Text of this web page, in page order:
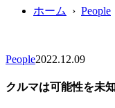
ホーム › People
People2022.12.09
クルマは可能性を未